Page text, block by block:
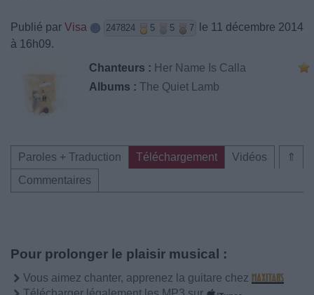
Publié par Visa 247824 5 5 7
le 11 décembre 2014
à 16h09.
Chanteurs : Her Name Is Calla
Albums : The Quiet Lamb
⇑
Paroles + Traduction Téléchargement
Vidéos
Commentaires
Pour prolonger le plaisir musical :
Vous aimez chanter, apprenez la guitare chez